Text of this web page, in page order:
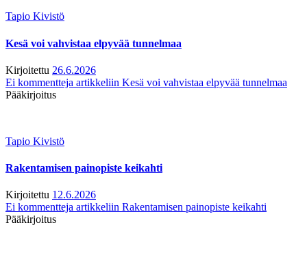
Tapio Kivistö
Kesä voi vahvistaa elpyvää tunnelmaa
Kirjoitettu 26.6.2026
Ei kommentteja artikkeliin Kesä voi vahvistaa elpyvää tunnelmaa
Pääkirjoitus
Tapio Kivistö
Rakentamisen painopiste keikahti
Kirjoitettu 12.6.2026
Ei kommentteja artikkeliin Rakentamisen painopiste keikahti
Pääkirjoitus